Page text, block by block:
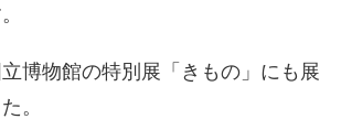
博物館の特別展「きもの」にも展
。